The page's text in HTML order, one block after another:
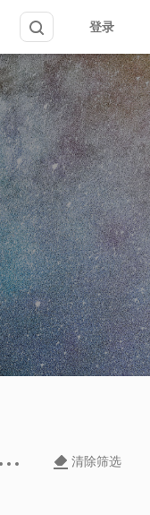
登录
清除筛选